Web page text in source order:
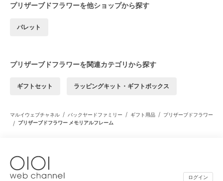
プリザーブドフラワーを他ショップから探す
パレット
プリザーブドフラワーを関連カテゴリから探す
ギフトセット ラッピングキット・ギフトボックス
マルイウェブチャネル / バックヤードファミリー / ギフト用品 / プリザーブドフラワー
/ プリザーブドフラワー メモリアルフレーム
ログイン